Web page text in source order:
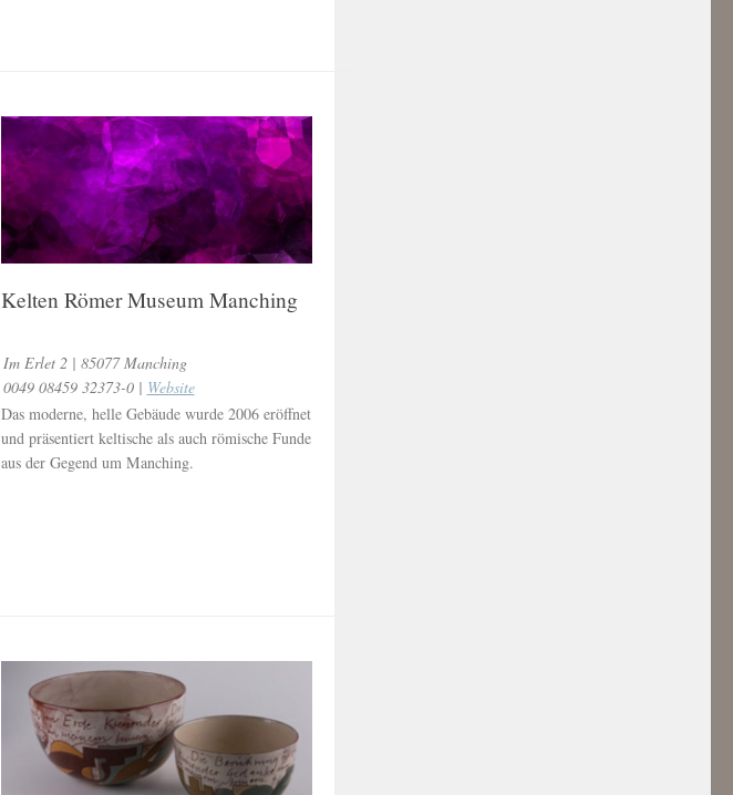
Kelten Römer Museum Manching
Im Erlet 2 | 85077 Manching
0049 08459 32373-0 | Website
Das moderne, helle Gebäude wurde 2006 eröffnet
und präsentiert keltische als auch römische Funde
aus der Gegend um Manching.